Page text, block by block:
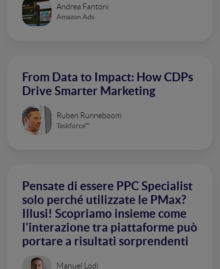
Andrea Fantoni
Amazon Ads
From Data to Impact: How CDPs
Drive Smarter Marketing
Ruben Runneboom
Taskforce™
Pensate di essere PPC Specialist
solo perché utilizzate le PMax?
Illusi! Scopriamo insieme come
l'interazione tra piattaforme può
portare a risultati sorprendenti
Manuel Lodi